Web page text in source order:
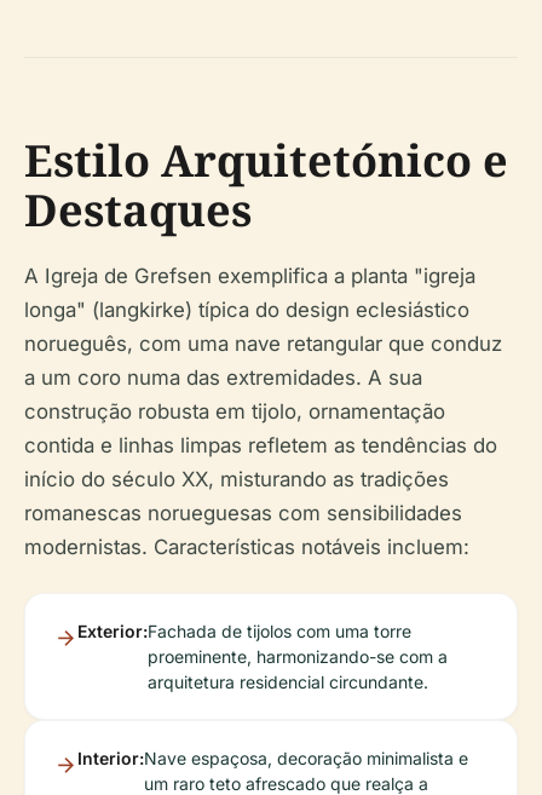
Estilo Arquitetónico e
Destaques
A Igreja de Grefsen exemplifica a planta "igreja
longa" (langkirke) típica do design eclesiástico
norueguês, com uma nave retangular que conduz
a um coro numa das extremidades. A sua
construção robusta em tijolo, ornamentação
contida e linhas limpas refletem as tendências do
início do século XX, misturando as tradições
romanescas norueguesas com sensibilidades
modernistas. Características notáveis incluem:
Exterior:Fachada de tijolos com uma torre
proeminente, harmonizando-se com a
arquitetura residencial circundante.
Interior:Nave espaçosa, decoração minimalista e
um raro teto afrescado que realça a